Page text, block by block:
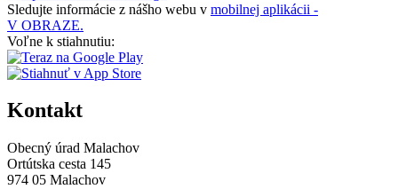
Sledujte informácie z nášho webu v mobilnej aplikácii -
V OBRAZE.
Voľne k stiahnutiu:
Kontakt
Obecný úrad Malachov
Ortútska cesta 145
974 05 Malachov